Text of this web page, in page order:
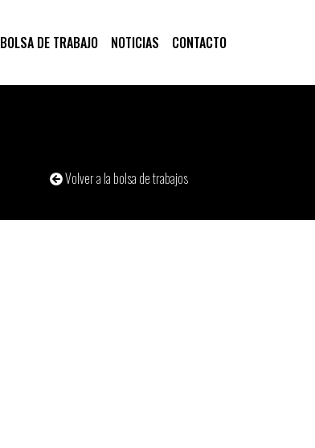
BOLSA DE TRABAJO NOTICIAS CONTACTO
Volver a la bolsa de trabajos